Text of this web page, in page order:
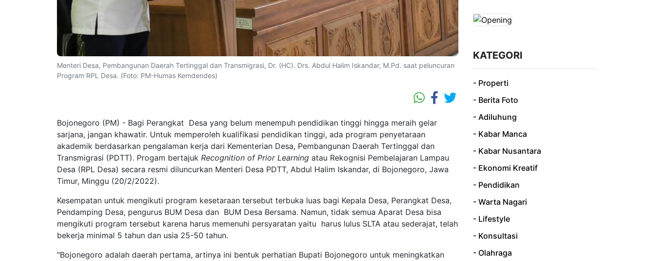
Menteri Desa, Pembangunan Daerah Tertinggal dan Transmigrasi, Dr. (HC). Drs. Abdul Halim Iskandar, M.Pd. saat peluncuran
Program RPL Desa. (Foto: PM-Humas Kemdendes)
Bojonegoro (PM) - Bagi Perangkat Desa yang belum menempuh pendidikan tinggi hingga meraih gelar
sarjana, jangan khawatir. Untuk memperoleh kualifikasi pendidikan tinggi, ada program penyetaraan
akademik berdasarkan pengalaman kerja dari Kementerian Desa, Pembangunan Daerah Tertinggal dan
Transmigrasi (PDTT). Progam bertajuk Recognition of Prior Learning atau Rekognisi Pembelajaran Lampau
Desa (RPL Desa) secara resmi diluncurkan Menteri Desa PDTT, Abdul Halim Iskandar, di Bojonegoro, Jawa
Timur, Minggu (20/2/2022).
Kesempatan untuk mengikuti program kesetaraan tersebut terbuka luas bagi Kepala Desa, Perangkat Desa,
Pendamping Desa, pengurus BUM Desa dan BUM Desa Bersama. Namun, tidak semua Aparat Desa bisa
mengikuti program tersebut karena harus memenuhi persyaratan yaitu harus lulus SLTA atau sederajat, telah
bekerja minimal 5 tahun dan usia 25-50 tahun.
"Bojonegoro adalah daerah pertama, artinya ini bentuk perhatian Bupati Bojonegoro untuk meningkatkan
KATEGORI
- Properti
- Berita Foto
- Adiluhung
- Kabar Manca
- Kabar Nusantara
- Ekonomi Kreatif
- Pendidikan
- Warta Nagari
- Lifestyle
- Konsultasi
- Olahraga